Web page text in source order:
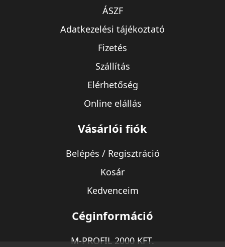
ÁSZF
Adatkezelési tájékoztató
Fizetés
Szállítás
Elérhetőség
Online elállás
Vásárlói fiók
Belépés / Regisztráció
Kosár
Kedvenceim
Céginformáció
M-PROFIL 2000 KFT.